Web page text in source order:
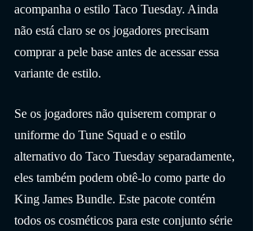
acompanha o estilo Taco Tuesday. Ainda
não está claro se os jogadores precisam
comprar a pele base antes de acessar essa
variante de estilo.
Se os jogadores não quiserem comprar o
uniforme do Tune Squad e o estilo
alternativo do Taco Tuesday separadamente,
eles também podem obtê-lo como parte do
King James Bundle. Este pacote contém
todos os cosméticos para este conjunto série